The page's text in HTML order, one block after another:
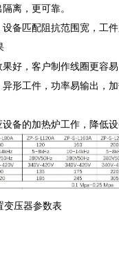
离，更可靠。
备匹配阻抗范围宽，工
好，客户制作线圈更容易
形工件，功率易输出，
备的加热炉工作，降低
变压器参数表